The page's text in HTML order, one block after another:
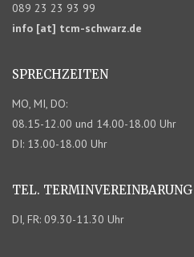
089 23 23 93 99
info [at] tcm-schwarz.de
SPRECHZEITEN
MO, MI, DO:
08.15-12.00 und 14.00-18.00 Uhr
DI: 13.00-18.00 Uhr
TEL. TERMIN­VEREINBARUNG
DI, FR: 09.30-11.30 Uhr